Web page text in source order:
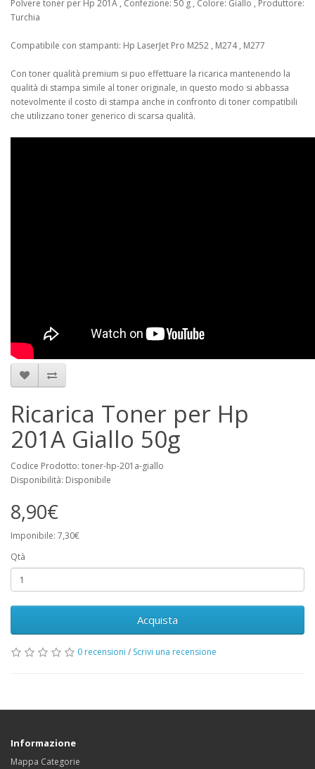
Polvere toner per Hp 201A , Confezione: 50 g , Colore: Giallo , Produttore:
Turchia
Compatibile con stampanti: Hp LaserJet Pro M252 , M274 , M277
Con toner qualità premium si puo effettuare la ricarica mantenendo la
qualità di stampa simile al toner originale, in questo modo si abbassa
notevolmente il costo di stampa anche in confronto di toner compatibili
che utilizzano toner generico di scarsa qualità.
Ricarica Toner per Hp
201A Giallo 50g
Codice Prodotto: toner-hp-201a-giallo
Disponibilità: Disponibile
8,90€
Imponibile: 7,30€
Qtà
Acquista
0 recensioni / Scrivi una recensione
Informazione
Mappa Categorie